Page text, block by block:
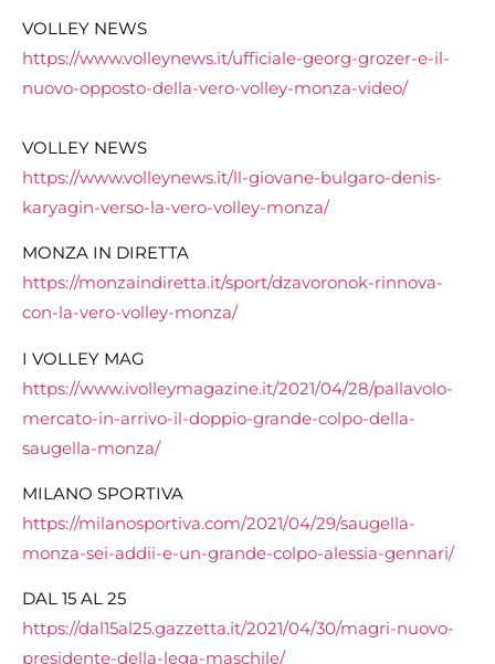
VOLLEY NEWS
https://www.volleynews.it/ufficiale-georg-grozer-e-il-
nuovo-opposto-della-vero-volley-monza-video/
VOLLEY NEWS
https://www.volleynews.it/ll-giovane-bulgaro-denis-
karyagin-verso-la-vero-volley-monza/
MONZA IN DIRETTA
https://monzaindiretta.it/sport/dzavoronok-rinnova-
con-la-vero-volley-monza/
I VOLLEY MAG
https://www.ivolleymagazine.it/2021/04/28/pallavolo-
mercato-in-arrivo-il-doppio-grande-colpo-della-
saugella-monza/
MILANO SPORTIVA
https://milanosportiva.com/2021/04/29/saugella-
monza-sei-addii-e-un-grande-colpo-alessia-gennari/
DAL 15 AL 25
https://dal15al25.gazzetta.it/2021/04/30/magri-nuovo-
presidente-della-lega-maschile/